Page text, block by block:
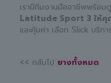
เรามีทีมงานมืออาชีพพร้อม
Latitude Sport 3 ให้คุ
และคุ้มค่า เลือก Slick บริก
<< กลับไป ยางทั้งหมด